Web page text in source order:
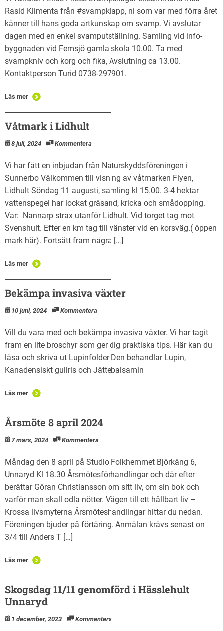
Rasid Klimenta från #svampklapp, ni som var med förra året
känner till hans goda artkunskap om svamp. Vi avslutar
dagen med en enkel svamputställning. Samling vid info-
byggnaden vid Femsjö gamla skola 10.00. Ta med
svampkniv och korg och fika, Avslutning ca 13.00.
Kontaktperson Turid 0738-297901.
Läs mer
Våtmark i Lidhult
8 juli, 2024 Kommentera
Vi har fått en inbjudan från Naturskyddsföreningen i
Sunnerbo Välkommen till visning av våtmarken Flyen,
Lidhult Söndag 11 augusti, samling kl 15.00. 3-4 hektar
vattenspegel har lockat gräsand, kricka och smådopping.
Var: Nannarp strax utanför Lidhult. Vid torget tag mot
Svenshult. Efter en km tag till vänster vid en korsväg.( öppen
mark här). Fortsätt fram några […]
Läs mer
Bekämpa invasiva växter
10 juni, 2024 Kommentera
Vill du vara med och bekämpa invasiva växter. Vi har tagit
fram en lite broschyr som ger dig praktiska tips. Här kan du
läsa och skriva ut Lupinfolder Den behandlar Lupin,
Kanadensiskt gullris och Jättebalsamin
Läs mer
Årsmöte 8 april 2024
7 mars, 2024 Kommentera
Måndag den 8 april på Studio Folkhemmet Björkäng 6,
Unnaryd Kl 18.30 Årsmötesförhandlingar och där efter
berättar Göran Christiansson om sitt liv, om sin bok och
varför man skall odla nötter. Vägen till ett hållbart liv –
Krossa livsmyterna Årsmöteshandlingar hittar du nedan.
Föreningen bjuder på förtäring. Anmälan krävs senast on
3/4 till Anders T […]
Läs mer
Skogsdag 11/11 genomförd i Hässlehult
Unnaryd
1 december, 2023 Kommentera